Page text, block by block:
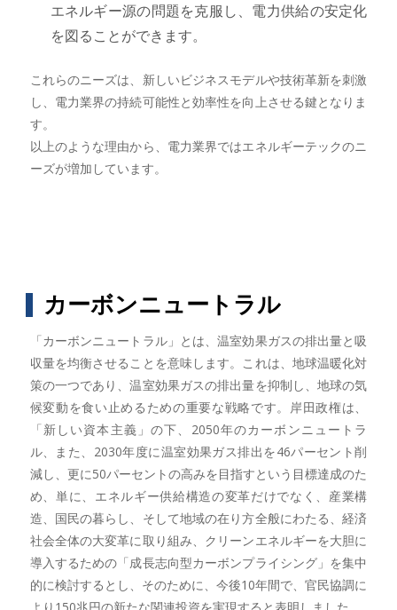
エネルギー源の問題を克服し、電力供給の安定化
を図ることができます。
これらのニーズは、新しいビジネスモデルや技術革新を刺激
し、電力業界の持続可能性と効率性を向上させる鍵となりま
す。
以上のような理由から、電力業界ではエネルギーテックのニ
ーズが増加しています。
カーボンニュートラル
「カーボンニュートラル」とは、温室効果ガスの排出量と吸
収量を均衡させることを意味します。これは、地球温暖化対
策の一つであり、温室効果ガスの排出量を抑制し、地球の気
候変動を食い止めるための重要な戦略です。岸田政権は、
「新しい資本主義」の下、2050年のカーボンニュートラ
ル、また、2030年度に温室効果ガス排出を46パーセント削
減し、更に50パーセントの高みを目指すという目標達成のた
め、単に、エネルギー供給構造の変革だけでなく、産業構
造、国民の暮らし、そして地域の在り方全般にわたる、経済
社会全体の大変革に取り組み、クリーンエネルギーを大胆に
導入するための「成長志向型カーボンプライシング」を集中
的に検討するとし、そのために、今後10年間で、官民協調に